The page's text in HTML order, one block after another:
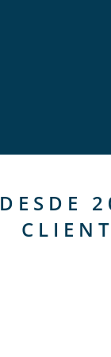
DESDE